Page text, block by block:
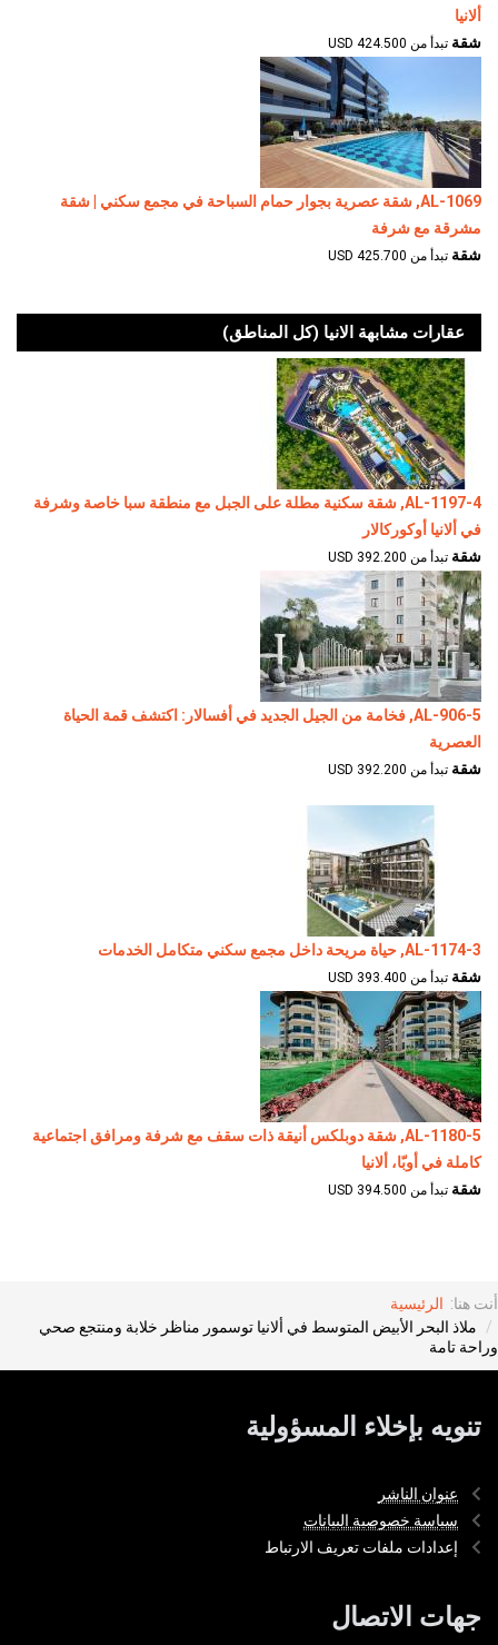
ألانيا
شقة تبدأ من 424.500 USD
AL-1069, شقة عصرية بجوار حمام السباحة في مجمع سكني | شقة
مشرقة مع شرفة
شقة تبدأ من 425.700 USD
عقارات مشابهة الانيا (كل المناطق)
AL-1197-4, شقة سكنية مطلة على الجبل مع منطقة سبا خاصة وشرفة
في ألانيا أوكوركالار
شقة تبدأ من 392.200 USD
AL-906-5, فخامة من الجيل الجديد في أفسالار: اكتشف قمة الحياة
العصرية
شقة تبدأ من 392.200 USD
AL-1174-3, حياة مريحة داخل مجمع سكني متكامل الخدمات
شقة تبدأ من 393.400 USD
AL-1180-5, شقة دوبلكس أنيقة ذات سقف مع شرفة ومرافق اجتماعية
كاملة في أوبّا، ألانيا
شقة تبدأ من 394.500 USD
أنت هنا: الرئيسية
ملاذ البحر الأبيض المتوسط في ألانيا توسمور مناظر خلابة ومنتجع صحي
وراحة تامة
تنويه بإخلاء المسؤولية
عنوان الناشر
سياسة خصوصية البيانات
إعدادات ملفات تعريف الارتباط
جهات الاتصال